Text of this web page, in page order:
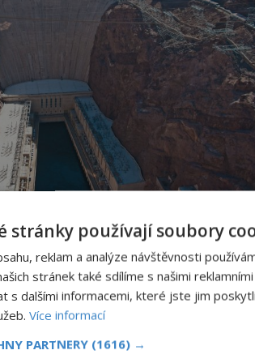
umožní rozvoj města v poušti.
do potem zbroceného dělníka, který
Na přehradě pracují desetitisíce
stránky používají soubory
reklam a analýze návštěvnosti
stránek také sdílíme s našimi
s dalšími informacemi, které jste jim
Více informací
PARTNERY (1616) →